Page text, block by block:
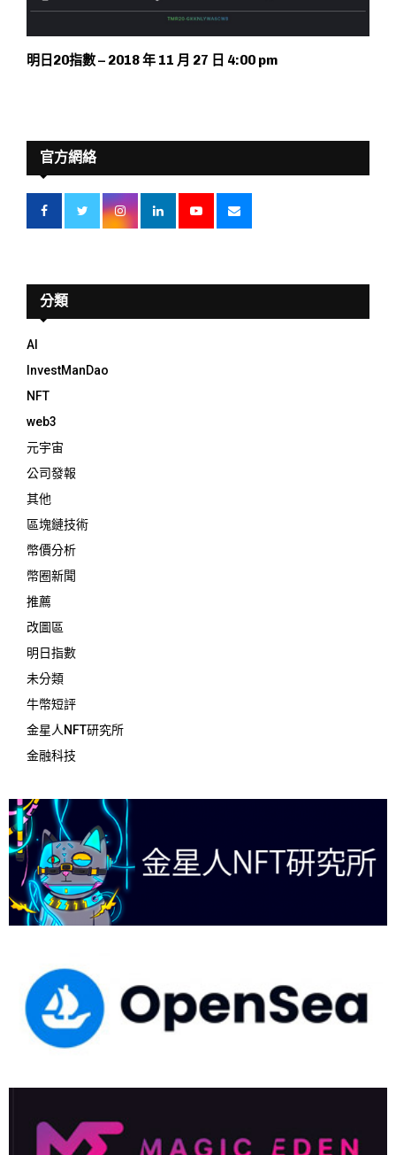
明日20指數 – 2018 年 11 月 27 日 4:00 pm
官方網絡
分類
AI
InvestManDao
NFT
web3
元宇宙
公司發報
其他
區塊鏈技術
幣價分析
幣圈新聞
推薦
改圖區
明日指數
未分類
牛幣短評
金星人NFT研究所
金融科技